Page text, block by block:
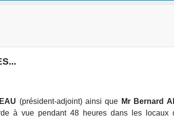
(président-adjoint) ainsi que Mr Bernard
à vue pendant 48 heures dans les locaux